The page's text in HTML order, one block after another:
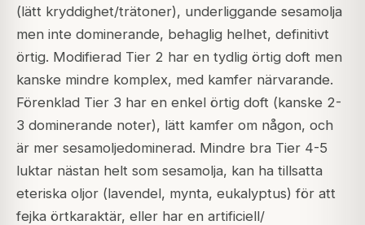
(lätt kryddighet/trätoner), underliggande sesamolja
men inte dominerande, behaglig helhet, definitivt
örtig. Modifierad Tier 2 har en tydlig örtig doft men
kanske mindre komplex, med kamfer närvarande.
Förenklad Tier 3 har en enkel örtig doft (kanske 2-
3 dominerande noter), lätt kamfer om någon, och
är mer sesamoljedominerad. Mindre bra Tier 4-5
luktar nästan helt som sesamolja, kan ha tillsatta
eteriska oljor (lavendel, mynta, eukalyptus) för att
fejka örtkaraktär, eller har en artificiell/